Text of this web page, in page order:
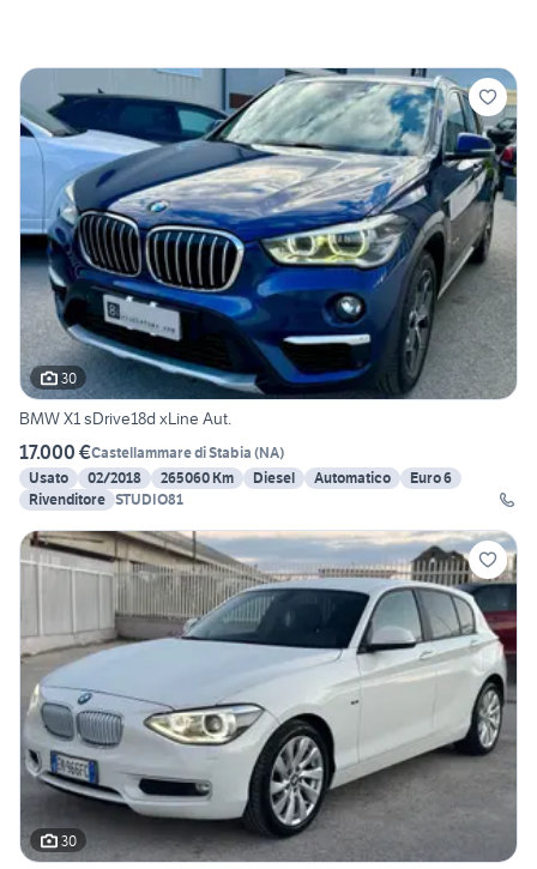
30
BMW X1 sDrive18d xLine Aut.
17.000 €Castellammare di Stabia (NA)
Usato
02/2018 265060 Km Diesel Automatico
Euro 6
Rivenditore STUDIO81
30